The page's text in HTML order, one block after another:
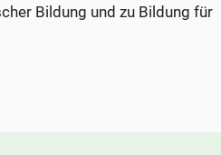
Bildung und zu Bildung für